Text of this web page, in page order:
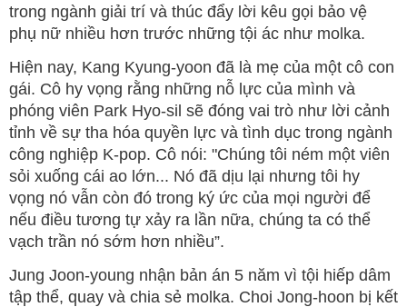
trong ngành giải trí và thúc đẩy lời kêu gọi bảo vệ
phụ nữ nhiều hơn trước những tội ác như molka.
Hiện nay, Kang Kyung-yoon đã là mẹ của một cô con
gái. Cô hy vọng rằng những nỗ lực của mình và
phóng viên Park Hyo-sil sẽ đóng vai trò như lời cảnh
tỉnh về sự tha hóa quyền lực và tình dục trong ngành
công nghiệp K-pop. Cô nói: "Chúng tôi ném một viên
sỏi xuống cái ao lớn... Nó đã dịu lại nhưng tôi hy
vọng nó vẫn còn đó trong ký ức của mọi người để
nếu điều tương tự xảy ra lần nữa, chúng ta có thể
vạch trần nó sớm hơn nhiều”.
Jung Joon-young nhận bản án 5 năm vì tội hiếp dâm
tập thể, quay và chia sẻ molka. Choi Jong-hoon bị kết